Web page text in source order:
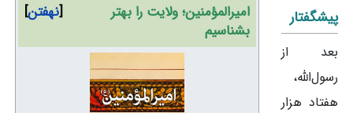
نهفتن
امیرالمؤمنین؛ ولایت را بهتر
بشناسیم
پیشگفتار
بعد از
رسول‌الله،
هفتاد هزار